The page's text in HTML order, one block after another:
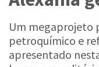
Um megaprojeto
petroquímico e
apresentado
horas, no
números